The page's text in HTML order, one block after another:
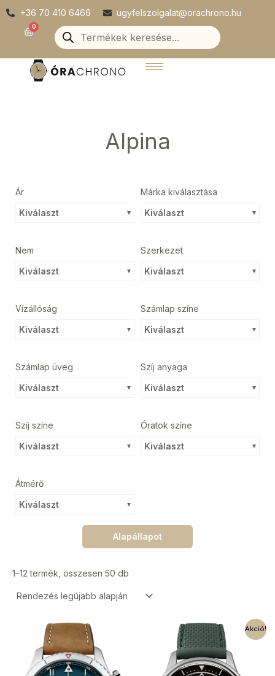
content
+36 70 410 6466 ugyfelszolgalat@orachrono.hu
0Kosársearch
Alpina
Ár
Kiválaszt
Márka kiválasztása
Kiválaszt
Nem
Kiválaszt
Szerkezet
Kiválaszt
Vízállóság
Kiválaszt
Számlap színe
Kiválaszt
Számlap üveg
Kiválaszt
Szíj anyaga
Kiválaszt
Szíj színe
Kiválaszt
Óratok színe
Kiválaszt
Átmérő
Kiválaszt
Alapállapot
1–12 termék, összesen 50 db
Akció!